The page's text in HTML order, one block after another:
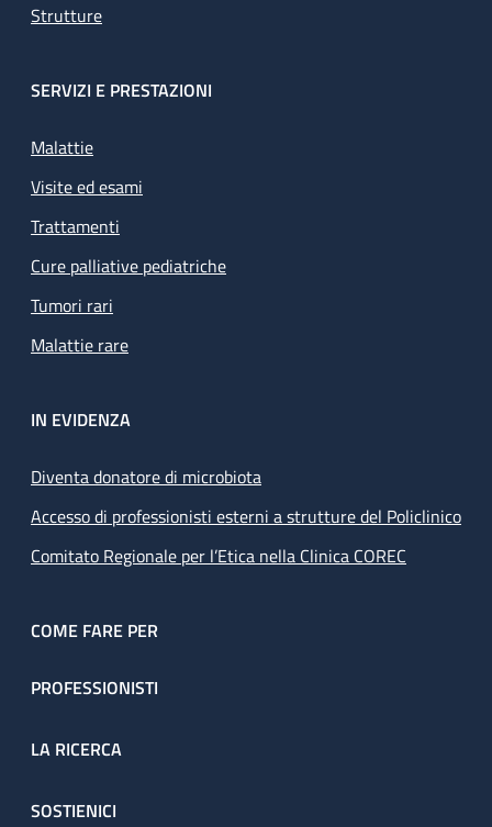
Strutture
SERVIZI E PRESTAZIONI
Malattie
Visite ed esami
Trattamenti
Cure palliative pediatriche
Tumori rari
Malattie rare
IN EVIDENZA
Diventa donatore di microbiota
Accesso di professionisti esterni a strutture del Policlinico
Comitato Regionale per l’Etica nella Clinica COREC
COME FARE PER
PROFESSIONISTI
LA RICERCA
SOSTIENICI